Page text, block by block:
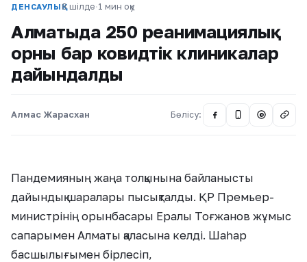
ДЕНСАУЛЫҚ8 шілде·1 мин оқу
Алматыда 250 реанимациялық
орны бар ковидтік клиникалар
дайындалды
Алмас Жарасхан Бөлісу: @
Пандемияның жаңа толқынына байланысты
дайындық шаралары пысықталды. ҚР Премьер-
министрінің орынбасары Ералы Тоғжанов жұмыс
сапарымен Алматы қаласына келді. Шаһар
басшылығымен бірлесіп,